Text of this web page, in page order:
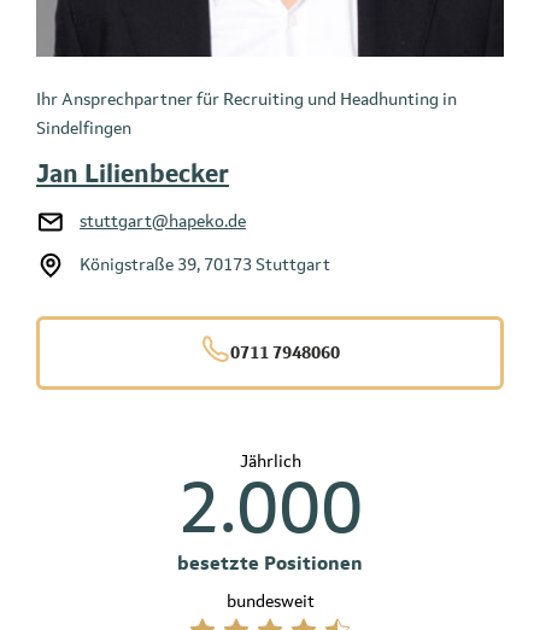
Ihr Ansprechpartner für Recruiting und Headhunting in
Sindelfingen
Jan Lilienbecker
stuttgart@hapeko.de
Königstraße 39, 70173 Stuttgart
0711 7948060
Jährlich
2.000
besetzte Positionen
bundesweit